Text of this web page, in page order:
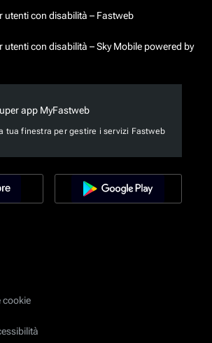
utenti con disabilità – Fastweb
utenti con disabilità – Sky Mobile powered by
app MyFastweb
tua finestra per gestire i servizi Fastweb
cookie